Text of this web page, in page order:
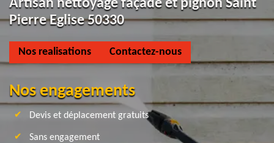
Artisan nettoyage façade et pignon Saint
Pierre Eglise 50330
Nos realisations Contactez-nous
Nos engagements
Devis et déplacement gratuits
Sans engagement